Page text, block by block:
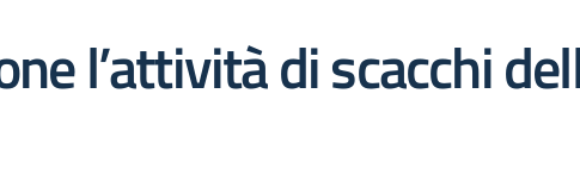
l’attività di scacchi